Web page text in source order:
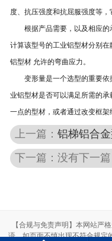
度、抗压强度和抗屈服强度等，
根据产品需要，以及相应
计算该型号的工业铝型材分别
铝型材 允许的弯曲应力。
变形量是一个选型的重要
业铝型材是否可以满足所需的
一点的型材，或者通过改变框架
上一篇：铝梯铝合
下一篇：没有下一篇
【合规与免责声明】本网站严
语。如页面不慎出现不符合规定